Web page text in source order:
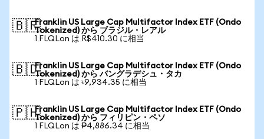
🇧🇷Franklin US Large Cap Multifactor Index ETF (Ondo
Tokenized) から ブラジル・レアル
1 FLQLon は R$410.30 に相当
🇧🇩Franklin US Large Cap Multifactor Index ETF (Ondo
Tokenized) から バングラデシュ・タカ
1 FLQLon は ৳9,934.35 に相当
🇵🇭Franklin US Large Cap Multifactor Index ETF (Ondo
Tokenized) から フィリピン・ペソ
1 FLQLon は ₱4,886.34 に相当